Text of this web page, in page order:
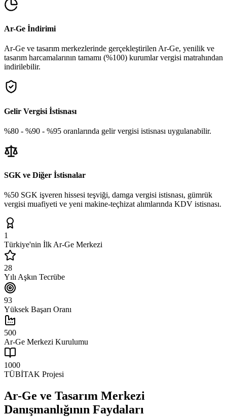
Ar-Ge İndirimi
Ar-Ge ve tasarım merkezlerinde gerçekleştirilen Ar-Ge, yenilik ve
tasarım harcamalarının tamamı (%100) kurumlar vergisi matrahından
indirilebilir.
Gelir Vergisi İstisnası
%80 - %90 - %95 oranlarında gelir vergisi istisnası uygulanabilir.
SGK ve Diğer İstisnalar
%50 SGK işveren hissesi teşviği, damga vergisi istisnası, gümrük
vergisi muafiyeti ve yeni makine-teçhizat alımlarında KDV istisnası.
1
Türkiye'nin İlk Ar-Ge Merkezi
28
Yılı Aşkın Tecrübe
93
Yüksek Başarı Oranı
500
Ar-Ge Merkezi Kurulumu
1000
TÜBİTAK Projesi
Ar-Ge ve Tasarım Merkezi
Danışmanlığının Faydaları